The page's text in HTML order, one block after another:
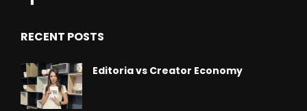
RECENT POSTS
Editoria vs Creator Economy